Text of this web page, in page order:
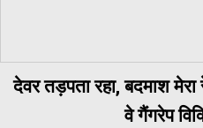
देवर तड़पता रहा, बदमाश
वे गैंगरेप